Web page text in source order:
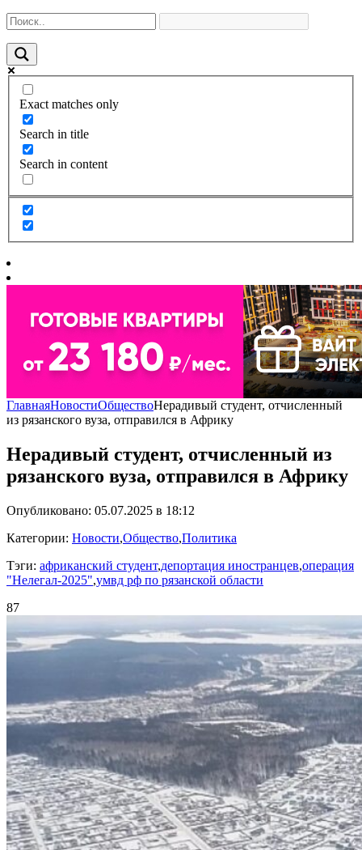
Exact matches only
Search in title
Search in content
ГлавнаяНовостиОбществоНерадивый студент, отчисленный
из рязанского вуза, отправился в Африку
Нерадивый студент, отчисленный из
рязанского вуза, отправился в Африку
Опубликовано: 05.07.2025 в 18:12
Категории: Новости,Общество,Политика
Тэги: африканский студент,депортация иностранцев,операция
"Нелегал-2025",умвд рф по рязанской области
87